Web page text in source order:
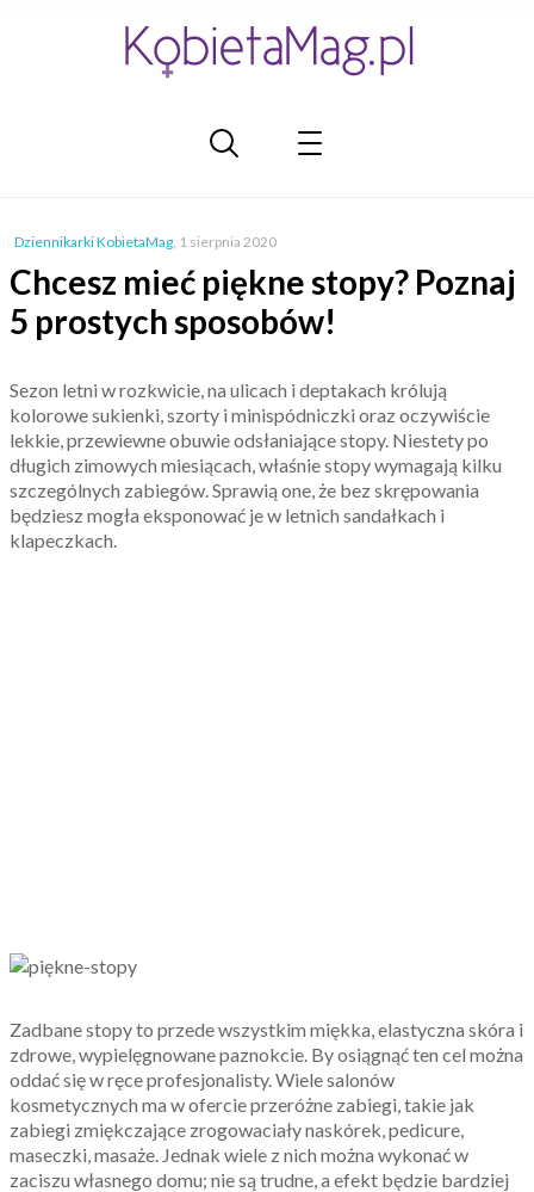
Dziennikarki KobietaMag, 1 sierpnia 2020
Chcesz mieć piękne stopy? Poznaj
5 prostych sposobów!
Sezon letni w rozkwicie, na ulicach i deptakach królują
kolorowe sukienki, szorty i minispódniczki oraz oczywiście
lekkie, przewiewne obuwie odsłaniające stopy. Niestety po
długich zimowych miesiącach, właśnie stopy wymagają kilku
szczególnych zabiegów. Sprawią one, że bez skrępowania
będziesz mogła eksponować je w letnich sandałkach i
klapeczkach.
Zadbane stopy to przede wszystkim miękka, elastyczna skóra i
zdrowe, wypielęgnowane paznokcie. By osiągnąć ten cel można
oddać się w ręce profesjonalisty. Wiele salonów
kosmetycznych ma w ofercie przeróżne zabiegi, takie jak
zabiegi zmiękczające zrogowaciały naskórek, pedicure,
maseczki, masaże. Jednak wiele z nich można wykonać w
zaciszu własnego domu; nie są trudne, a efekt będzie bardziej